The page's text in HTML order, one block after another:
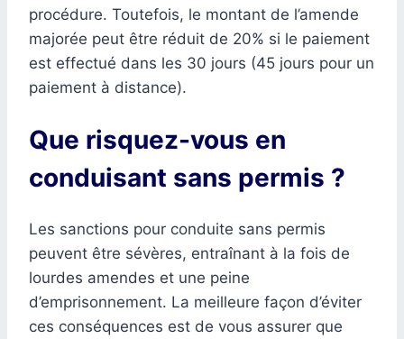
procédure. Toutefois, le montant de l’amende
majorée peut être réduit de 20% si le paiement
est effectué dans les 30 jours (45 jours pour un
paiement à distance).
Que risquez-vous en
conduisant sans permis ?
Les sanctions pour conduite sans permis
peuvent être sévères, entraînant à la fois de
lourdes amendes et une peine
d’emprisonnement. La meilleure façon d’éviter
ces conséquences est de vous assurer que